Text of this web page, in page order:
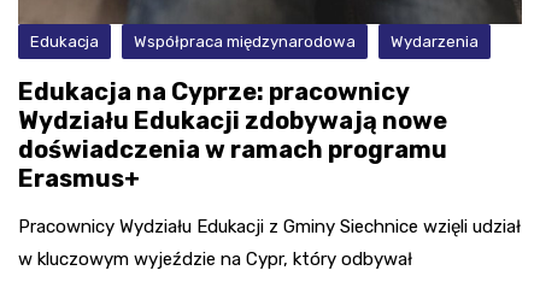
Edukacja Współpraca międzynarodowa Wydarzenia
Edukacja na Cyprze: pracownicy
Wydziału Edukacji zdobywają nowe
doświadczenia w ramach programu
Erasmus+
Pracownicy Wydziału Edukacji z Gminy Siechnice wzięli udział
w kluczowym wyjeździe na Cypr, który odbywał